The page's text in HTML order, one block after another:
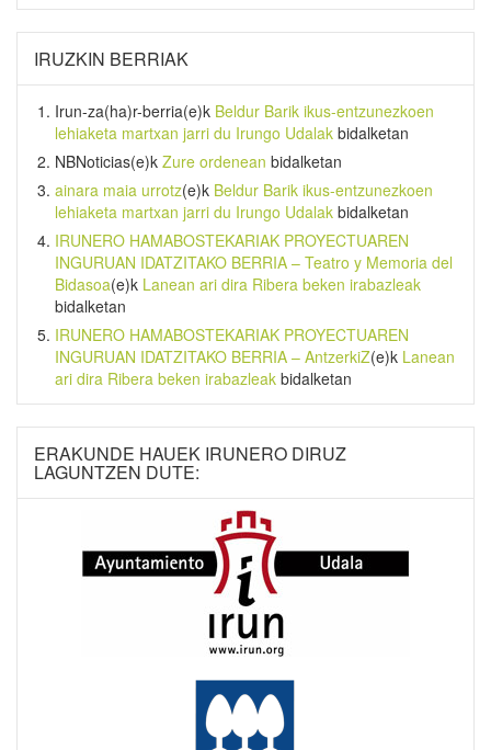
IRUZKIN BERRIAK
Irun-za(ha)r-berria(e)k Beldur Barik ikus-entzunezkoen
lehiaketa martxan jarri du Irungo Udalak bidalketan
NBNoticias(e)k Zure ordenean bidalketan
ainara maia urrotz(e)k Beldur Barik ikus-entzunezkoen
lehiaketa martxan jarri du Irungo Udalak bidalketan
IRUNERO HAMABOSTEKARIAK PROYECTUAREN
INGURUAN IDATZITAKO BERRIA – Teatro y Memoria del
Bidasoa(e)k Lanean ari dira Ribera beken irabazleak
bidalketan
IRUNERO HAMABOSTEKARIAK PROYECTUAREN
INGURUAN IDATZITAKO BERRIA – AntzerkiZ(e)k Lanean
ari dira Ribera beken irabazleak bidalketan
ERAKUNDE HAUEK IRUNERO DIRUZ
LAGUNTZEN DUTE: